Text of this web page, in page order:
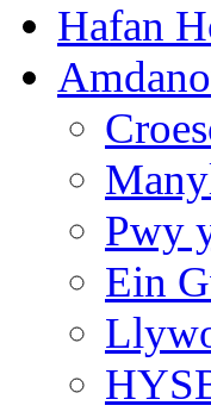
Hafan
Pwy
Ein